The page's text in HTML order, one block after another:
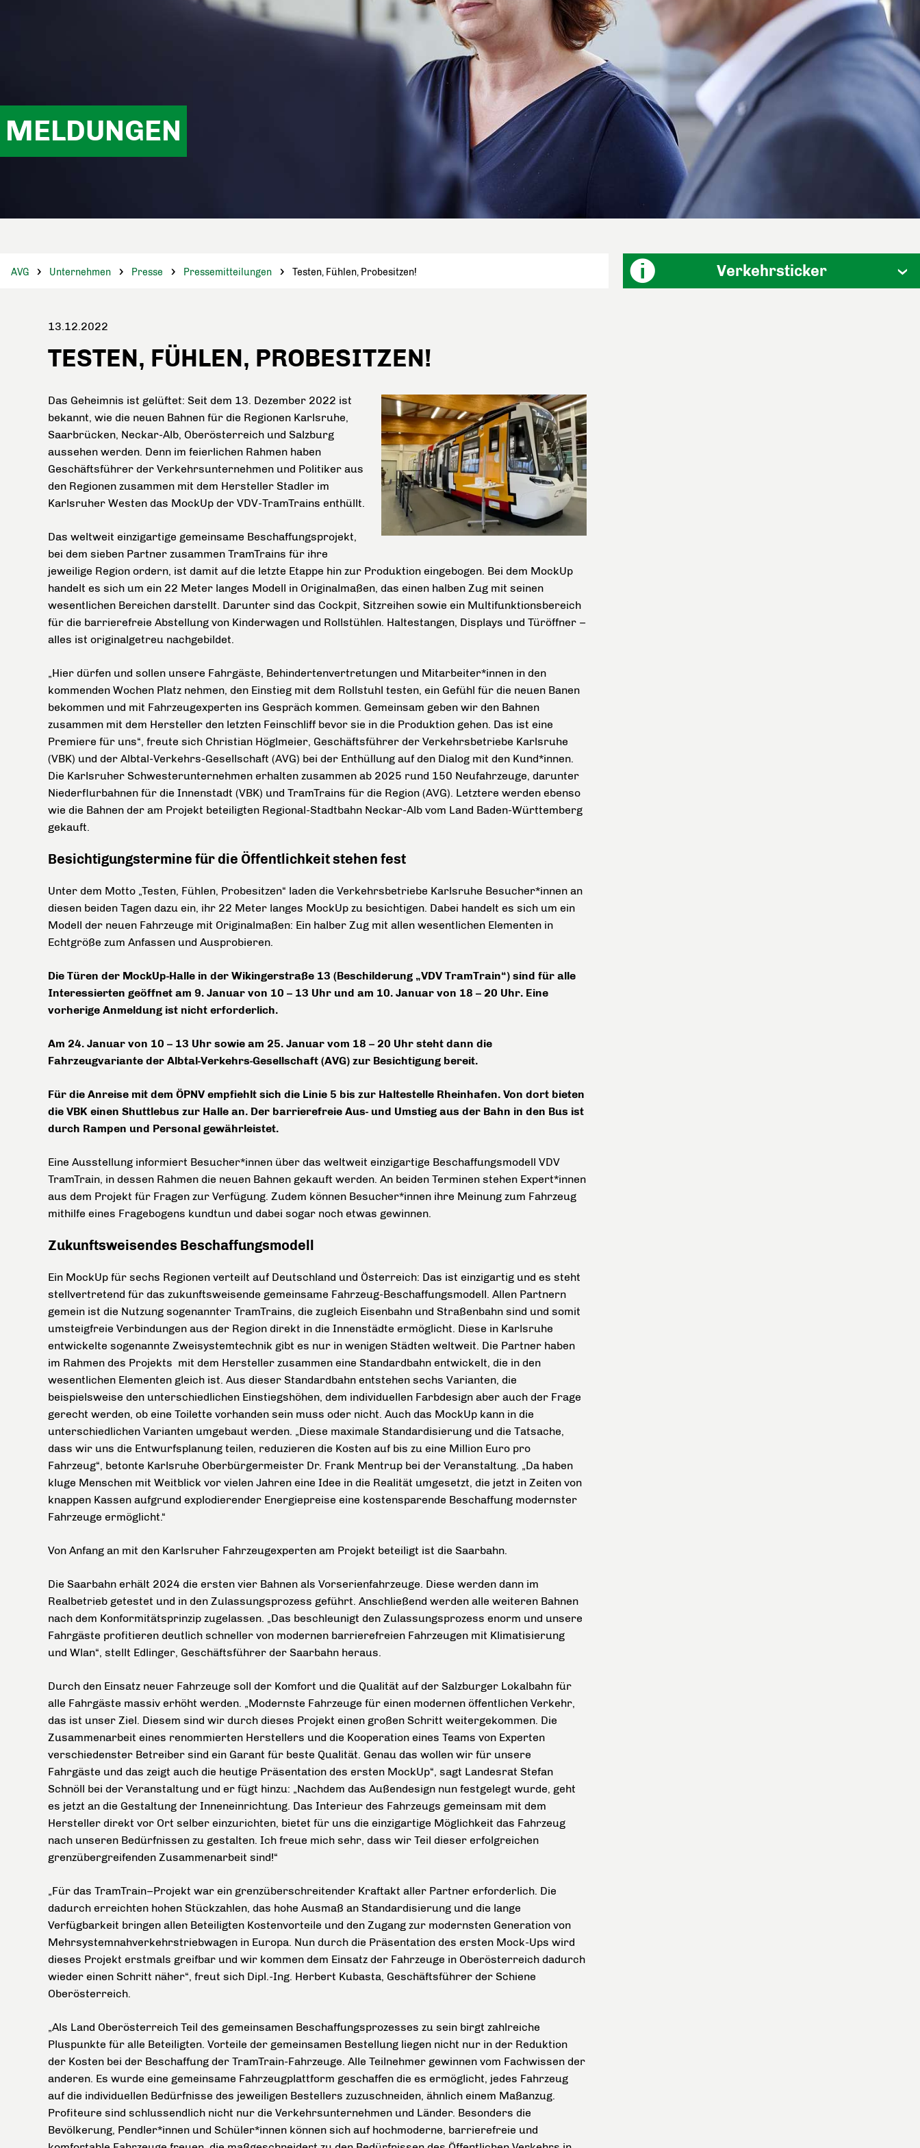
MELDUNGEN
AVG Unternehmen Presse Pressemitteilungen Testen, Fühlen, Probesitzen!
13.12.2022
TESTEN, FÜHLEN, PROBESITZEN!
Das Geheimnis ist gelüftet: Seit dem 13. Dezember 2022 ist
bekannt, wie die neuen Bahnen für die Regionen Karlsruhe,
Saarbrücken, Neckar-Alb, Oberösterreich und Salzburg
aussehen werden. Denn im feierlichen Rahmen haben
Geschäftsführer der Verkehrsunternehmen und Politiker aus
den Regionen zusammen mit dem Hersteller Stadler im
Karlsruher Westen das MockUp der VDV-TramTrains enthüllt.
Das weltweit einzigartige gemeinsame Beschaffungsprojekt,
bei dem sieben Partner zusammen TramTrains für ihre
jeweilige Region ordern, ist damit auf die letzte Etappe hin zur Produktion eingebogen. Bei dem MockUp
handelt es sich um ein 22 Meter langes Modell in Originalmaßen, das einen halben Zug mit seinen
wesentlichen Bereichen darstellt. Darunter sind das Cockpit, Sitzreihen sowie ein Multifunktionsbereich
für die barrierefreie Abstellung von Kinderwagen und Rollstühlen. Haltestangen, Displays und Türöffner –
alles ist originalgetreu nachgebildet.
„Hier dürfen und sollen unsere Fahrgäste, Behindertenvertretungen und Mitarbeiter*innen in den
kommenden Wochen Platz nehmen, den Einstieg mit dem Rollstuhl testen, ein Gefühl für die neuen Banen
bekommen und mit Fahrzeugexperten ins Gespräch kommen. Gemeinsam geben wir den Bahnen
zusammen mit dem Hersteller den letzten Feinschliff bevor sie in die Produktion gehen. Das ist eine
Premiere für uns“, freute sich Christian Höglmeier, Geschäftsführer der Verkehrsbetriebe Karlsruhe
(VBK) und der Albtal-Verkehrs-Gesellschaft (AVG) bei der Enthüllung auf den Dialog mit den Kund*innen.
Die Karlsruher Schwesterunternehmen erhalten zusammen ab 2025 rund 150 Neufahrzeuge, darunter
Niederflurbahnen für die Innenstadt (VBK) und TramTrains für die Region (AVG). Letztere werden ebenso
wie die Bahnen der am Projekt beteiligten Regional-Stadtbahn Neckar-Alb vom Land Baden-Württemberg
gekauft.
Besichtigungstermine für die Öffentlichkeit stehen fest
Unter dem Motto „Testen, Fühlen, Probesitzen“ laden die Verkehrsbetriebe Karlsruhe Besucher*innen an
diesen beiden Tagen dazu ein, ihr 22 Meter langes MockUp zu besichtigen. Dabei handelt es sich um ein
Modell der neuen Fahrzeuge mit Originalmaßen: Ein halber Zug mit allen wesentlichen Elementen in
Echtgröße zum Anfassen und Ausprobieren.
Die Türen der MockUp-Halle in der Wikingerstraße 13 (Beschilderung „VDV TramTrain“) sind für alle
Interessierten geöffnet am 9. Januar von 10 – 13 Uhr und am 10. Januar von 18 – 20 Uhr. Eine
vorherige Anmeldung ist nicht erforderlich.
Am 24. Januar von 10 – 13 Uhr sowie am 25. Januar vom 18 – 20 Uhr steht dann die
Fahrzeugvariante der Albtal-Verkehrs-Gesellschaft (AVG) zur Besichtigung bereit.
Für die Anreise mit dem ÖPNV empfiehlt sich die Linie 5 bis zur Haltestelle Rheinhafen. Von dort bieten
die VBK einen Shuttlebus zur Halle an. Der barrierefreie Aus- und Umstieg aus der Bahn in den Bus ist
durch Rampen und Personal gewährleistet.
Eine Ausstellung informiert Besucher*innen über das weltweit einzigartige Beschaffungsmodell VDV
TramTrain, in dessen Rahmen die neuen Bahnen gekauft werden. An beiden Terminen stehen Expert*innen
aus dem Projekt für Fragen zur Verfügung. Zudem können Besucher*innen ihre Meinung zum Fahrzeug
mithilfe eines Fragebogens kundtun und dabei sogar noch etwas gewinnen.
Zukunftsweisendes Beschaffungsmodell
Ein MockUp für sechs Regionen verteilt auf Deutschland und Österreich: Das ist einzigartig und es steht
stellvertretend für das zukunftsweisende gemeinsame Fahrzeug-Beschaffungsmodell. Allen Partnern
gemein ist die Nutzung sogenannter TramTrains, die zugleich Eisenbahn und Straßenbahn sind und somit
umsteigfreie Verbindungen aus der Region direkt in die Innenstädte ermöglicht. Diese in Karlsruhe
entwickelte sogenannte Zweisystemtechnik gibt es nur in wenigen Städten weltweit. Die Partner haben
im Rahmen des Projekts mit dem Hersteller zusammen eine Standardbahn entwickelt, die in den
wesentlichen Elementen gleich ist. Aus dieser Standardbahn entstehen sechs Varianten, die
beispielsweise den unterschiedlichen Einstiegshöhen, dem individuellen Farbdesign aber auch der Frage
gerecht werden, ob eine Toilette vorhanden sein muss oder nicht. Auch das MockUp kann in die
unterschiedlichen Varianten umgebaut werden. „Diese maximale Standardisierung und die Tatsache,
dass wir uns die Entwurfsplanung teilen, reduzieren die Kosten auf bis zu eine Million Euro pro
Fahrzeug“, betonte Karlsruhe Oberbürgermeister Dr. Frank Mentrup bei der Veranstaltung. „Da haben
kluge Menschen mit Weitblick vor vielen Jahren eine Idee in die Realität umgesetzt, die jetzt in Zeiten von
knappen Kassen aufgrund explodierender Energiepreise eine kostensparende Beschaffung modernster
Fahrzeuge ermöglicht.“
Von Anfang an mit den Karlsruher Fahrzeugexperten am Projekt beteiligt ist die Saarbahn.
Die Saarbahn erhält 2024 die ersten vier Bahnen als Vorserienfahrzeuge. Diese werden dann im
Realbetrieb getestet und in den Zulassungsprozess geführt. Anschließend werden alle weiteren Bahnen
nach dem Konformitätsprinzip zugelassen. „Das beschleunigt den Zulassungsprozess enorm und unsere
Fahrgäste profitieren deutlich schneller von modernen barrierefreien Fahrzeugen mit Klimatisierung
und Wlan“, stellt Edlinger, Geschäftsführer der Saarbahn heraus.
Durch den Einsatz neuer Fahrzeuge soll der Komfort und die Qualität auf der Salzburger Lokalbahn für
alle Fahrgäste massiv erhöht werden. „Modernste Fahrzeuge für einen modernen öffentlichen Verkehr,
das ist unser Ziel. Diesem sind wir durch dieses Projekt einen großen Schritt weitergekommen. Die
Zusammenarbeit eines renommierten Herstellers und die Kooperation eines Teams von Experten
verschiedenster Betreiber sind ein Garant für beste Qualität. Genau das wollen wir für unsere
Fahrgäste und das zeigt auch die heutige Präsentation des ersten MockUp“, sagt Landesrat Stefan
Schnöll bei der Veranstaltung und er fügt hinzu: „Nachdem das Außendesign nun festgelegt wurde, geht
es jetzt an die Gestaltung der Inneneinrichtung. Das Interieur des Fahrzeugs gemeinsam mit dem
Hersteller direkt vor Ort selber einzurichten, bietet für uns die einzigartige Möglichkeit das Fahrzeug
nach unseren Bedürfnissen zu gestalten. Ich freue mich sehr, dass wir Teil dieser erfolgreichen
grenzübergreifenden Zusammenarbeit sind!“
„Für das TramTrain–Projekt war ein grenzüberschreitender Kraftakt aller Partner erforderlich. Die
dadurch erreichten hohen Stückzahlen, das hohe Ausmaß an Standardisierung und die lange
Verfügbarkeit bringen allen Beteiligten Kostenvorteile und den Zugang zur modernsten Generation von
Mehrsystemnahverkehrstriebwagen in Europa. Nun durch die Präsentation des ersten Mock-Ups wird
dieses Projekt erstmals greifbar und wir kommen dem Einsatz der Fahrzeuge in Oberösterreich dadurch
wieder einen Schritt näher“, freut sich Dipl.-Ing. Herbert Kubasta, Geschäftsführer der Schiene
Oberösterreich.
„Als Land Oberösterreich Teil des gemeinsamen Beschaffungsprozesses zu sein birgt zahlreiche
Pluspunkte für alle Beteiligten. Vorteile der gemeinsamen Bestellung liegen nicht nur in der Reduktion
der Kosten bei der Beschaffung der TramTrain-Fahrzeuge. Alle Teilnehmer gewinnen vom Fachwissen der
anderen. Es wurde eine gemeinsame Fahrzeugplattform geschaffen die es ermöglicht, jedes Fahrzeug
auf die individuellen Bedürfnisse des jeweiligen Bestellers zuzuschneiden, ähnlich einem Maßanzug.
Profiteure sind schlussendlich nicht nur die Verkehrsunternehmen und Länder. Besonders die
Bevölkerung, Pendler*innen und Schüler*innen können sich auf hochmoderne, barrierefreie und
Verkehrsticker